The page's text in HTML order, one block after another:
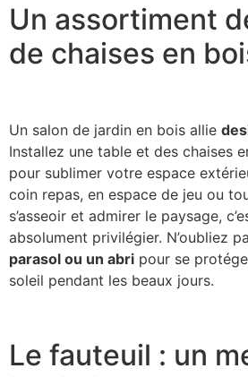
Un assortiment
de chaises en
Un salon de jardin en bois allie
Installez une table et des chaises
pour sublimer votre espace
coin repas, en espace de jeu ou
s’asseoir et admirer le paysage,
absolument privilégier. N’oubliez
parasol ou un abri pour se
soleil pendant les beaux jours.
Le fauteuil : un